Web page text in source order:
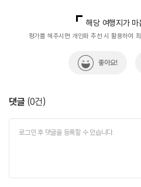
열린관광콘텐츠팀(열린관광-모두의여행)
해당 여행지가 마
평가를 해주시면 개인화 추천 시 활용하여
좋아요!
댓글 (0건)